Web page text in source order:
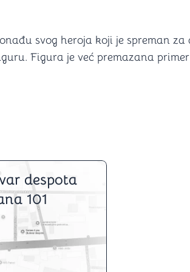
Kutijicesvog heroja koji je spreman za
Figura je već premazana
despota
101